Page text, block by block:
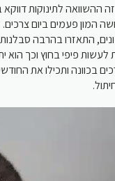
ההשוואה לתינוקות
המון פעמים ביום
התאזרו בהרבה
לעשות פיפי בחוץ וכך
בכוונה ותכילו את